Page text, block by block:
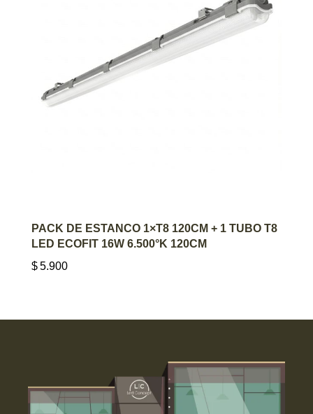
AGREGAR AL CARRITO
PACK DE ESTANCO 1×T8 120CM + 1 TUBO T8
LED ECOFIT 16W 6.500°K 120CM
$5.900